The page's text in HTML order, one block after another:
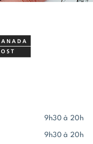
9h30 à 20h
9h30 à 20h